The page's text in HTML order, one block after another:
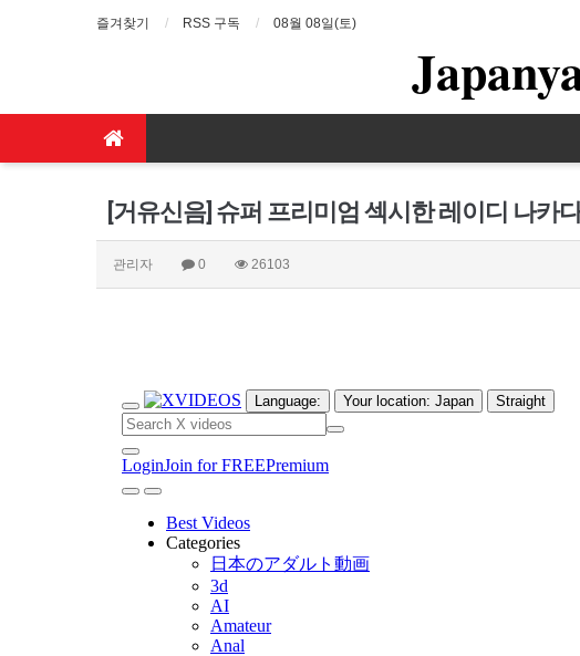
즐겨찾기 RSS 구독 08월 08일(토)
[거유신음] 슈퍼 프리미엄 섹시한 레이디 나카
관리자 0 26103